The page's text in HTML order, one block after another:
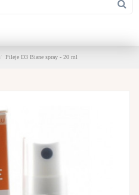
Pileje D3 Biane spray - 20 ml